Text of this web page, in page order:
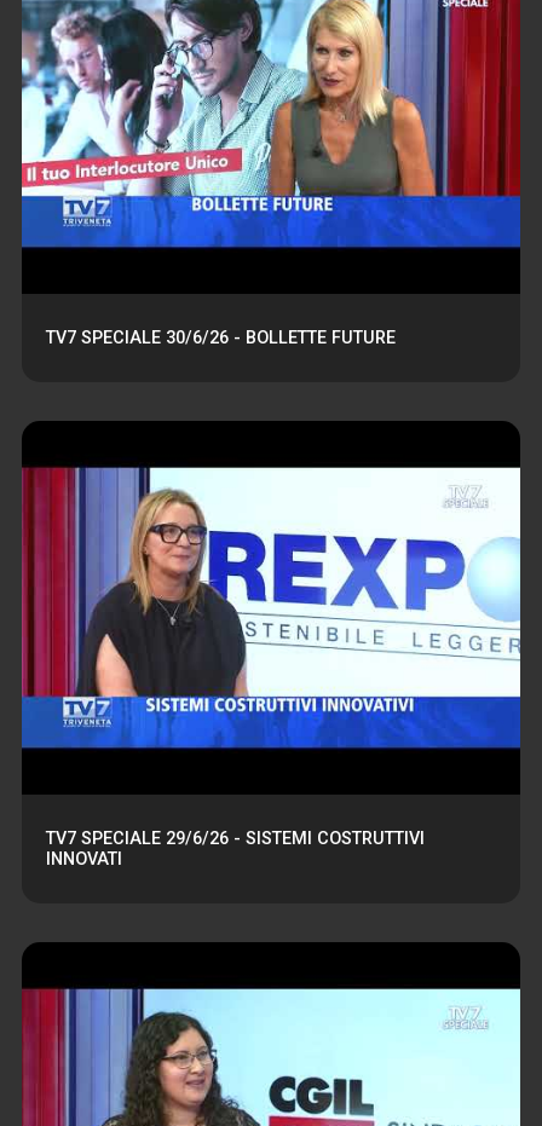
TV7 SPECIALE 30/6/26 - BOLLETTE FUTURE
TV7 SPECIALE 29/6/26 - SISTEMI COSTRUTTIVI
INNOVATI